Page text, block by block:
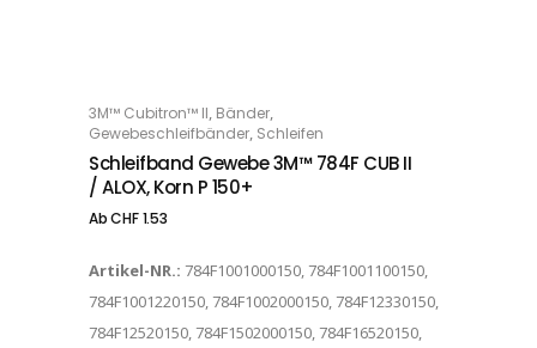
OPTIONS
3M™ Cubitron™ II, Bänder,
Gewebeschleifbänder, Schleifen
Schleifband Gewebe 3M™ 784F CUB II
/ ALOX, Korn P 150+
AbCHF1.53
Artikel-NR.: 784F1001000150, 784F1001100150,
784F1001220150, 784F1002000150, 784F12330150,
784F12520150, 784F1502000150, 784F16520150,